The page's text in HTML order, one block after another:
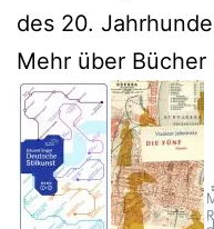
des 20.
Mehr über Bücher